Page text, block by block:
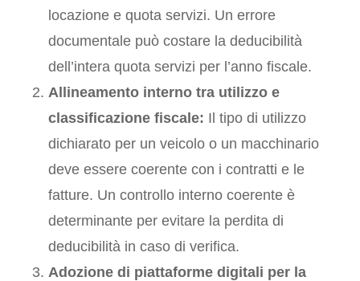
locazione e quota servizi. Un errore
documentale può costare la deducibilità
dell’intera quota servizi per l’anno fiscale.
Allineamento interno tra utilizzo e
classificazione fiscale: Il tipo di utilizzo
dichiarato per un veicolo o un macchinario
deve essere coerente con i contratti e le
fatture. Un controllo interno coerente è
determinante per evitare la perdita di
deducibilità in caso di verifica.
Adozione di piattaforme digitali per la